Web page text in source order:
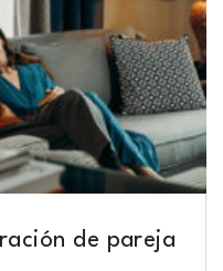
de pareja